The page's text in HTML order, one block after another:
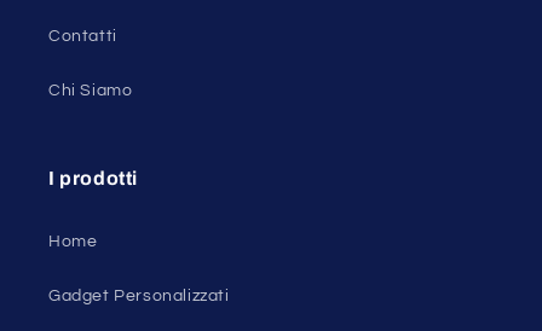
Contatti
Chi Siamo
I prodotti
Home
Gadget Personalizzati